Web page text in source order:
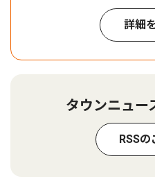
詳細
タウンニュー
RSSの